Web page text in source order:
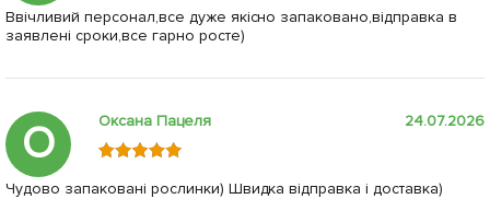
Ввічливий персонал,все дуже якісно запаковано,відправка в
заявлені сроки,все гарно росте)
О Оксана Пацеля 24.07.2026
Чудово запаковані рослинки) Швидка відправка і доставка)